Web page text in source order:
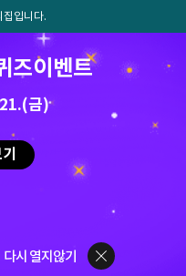
집입니다.
즈이벤트
금)
다시 열지않기